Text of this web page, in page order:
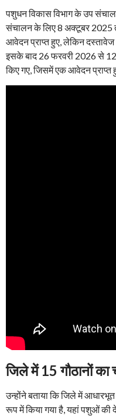
पशुधन विकास विभाग के उप
संचालन के लिए 8 अक्टूबर
आवेदन प्राप्त हुए, लेकिन दस्तावेज
इसके बाद 26 फरवरी 2026 से
किए गए, जिसमें एक आवेदन प्राप्त
जिले में 15 गौठानों
उन्होंने बताया कि जिले में
रूप में किया गया है, यहां पशुओं की